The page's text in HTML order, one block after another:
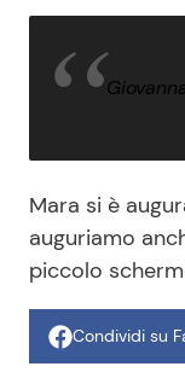
Mara si è
auguriamo
piccolo
Condividi su